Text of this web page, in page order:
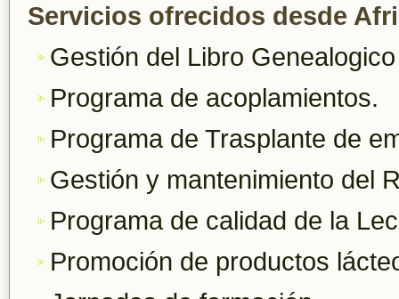
Servicios ofrecidos desde
Gestión del Libro
Programa de acoplamientos.
Programa de Trasplante de
Gestión y mantenimiento del
Programa de calidad de la
Promoción de productos